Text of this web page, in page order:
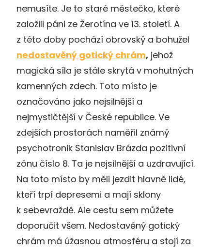
nemusíte. Je to staré městečko, které
založili páni ze Žerotína ve 13. století. A
z této doby pochází obrovský a bohužel
nedostavěný gotický chrám, jehož
magická síla je stále skrytá v mohutných
kamenných zdech. Toto místo je
označováno jako nejsilnější a
nejmystičtější v České republice. Ve
zdejších prostorách naměřil známý
psychotronik Stanislav Brázda pozitivní
zónu číslo 8. Ta je nejsilnější a uzdravující.
Na toto místo by měli jezdit hlavně lidé,
kteří trpí depresemi a mají sklony
k sebevraždě. Ale cestu sem můžete
doporučit všem. Nedostavěný gotický
chrám má úžasnou atmosféru a stojí za